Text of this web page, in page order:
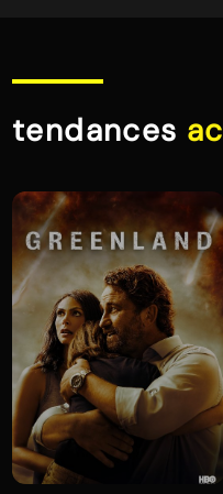
tendances